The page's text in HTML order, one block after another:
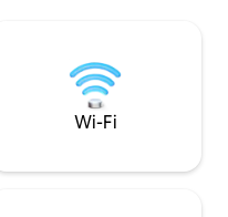
トが
要な
なさ
ー
ム1.5
Wi-Fi